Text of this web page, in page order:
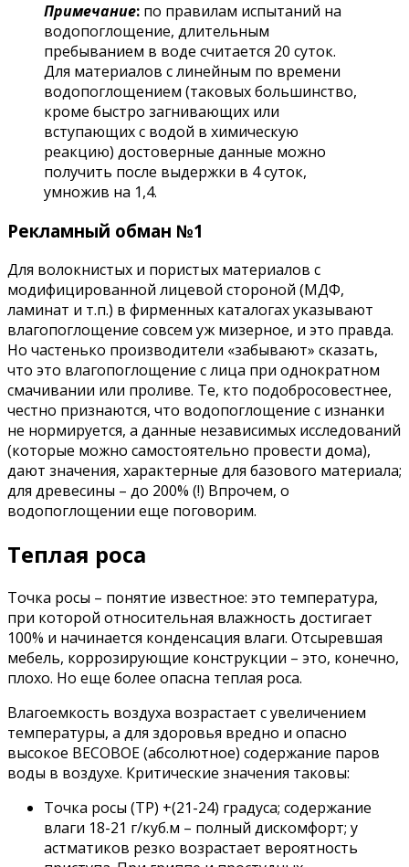
Примечание: по правилам испытаний на
водопоглощение, длительным
пребыванием в воде считается 20 суток.
Для материалов с линейным по времени
водопоглощением (таковых большинство,
кроме быстро загнивающих или
вступающих с водой в химическую
реакцию) достоверные данные можно
получить после выдержки в 4 суток,
умножив на 1,4.
Рекламный обман №1
Для волокнистых и пористых материалов с
модифицированной лицевой стороной (МДФ,
ламинат и т.п.) в фирменных каталогах указывают
влагопоглощение совсем уж мизерное, и это правда.
Но частенько производители «забывают» сказать,
что это влагопоглощение с лица при однократном
смачивании или проливе. Те, кто подобросовестнее,
честно признаются, что водопоглощение с изнанки
не нормируется, а данные независимых исследований
(которые можно самостоятельно провести дома),
дают значения, характерные для базового материала;
для древесины – до 200% (!) Впрочем, о
водопоглощении еще поговорим.
Теплая роса
Точка росы – понятие известное: это температура,
при которой относительная влажность достигает
100% и начинается конденсация влаги. Отсыревшая
мебель, коррозирующие конструкции – это, конечно,
плохо. Но еще более опасна теплая роса.
Влагоемкость воздуха возрастает с увеличением
температуры, а для здоровья вредно и опасно
высокое ВЕСОВОЕ (абсолютное) содержание паров
воды в воздухе. Критические значения таковы:
Точка росы (ТР) +(21-24) градуса; содержание
влаги 18-21 г/куб.м – полный дискомфорт; у
астматиков резко возрастает вероятность